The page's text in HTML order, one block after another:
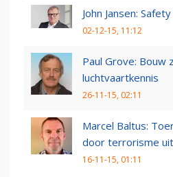
John Jansen:
02-12-15, 11:12
Paul Grove: Bouw
luchtvaartkennis
26-11-15, 02:11
Marcel Baltus:
door terrorisme
16-11-15, 01:11